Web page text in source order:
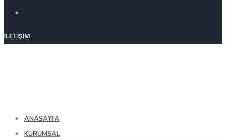
İLETIŞIM
ANASAYFA
KURUMSAL